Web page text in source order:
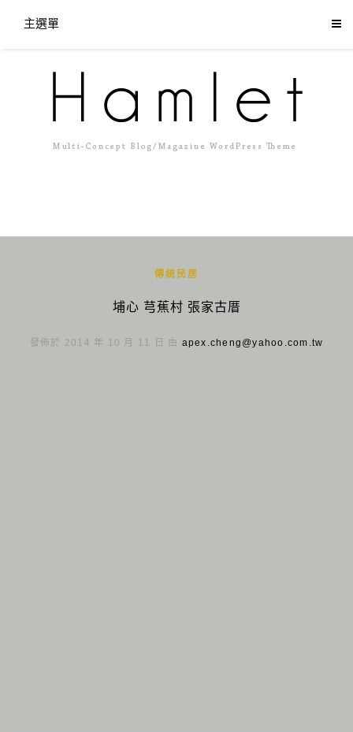
主選單
傳統民居
埔心 芎蕉村 張家古厝
發佈於 2014 年 10 月 11 日 由 apex.cheng@yahoo.com.tw